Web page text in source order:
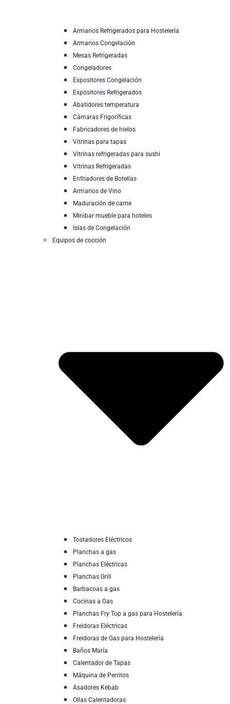
Armarios Refrigerados para Hostelería
Armarios Congelación
Mesas Refrigeradas
Congeladores
Expositores Congelación
Expositores Refrigerados
Abatidores temperatura
Cámaras Frigoríficas
Fabricadores de hielos
Vitrinas para tapas
Vitrinas refrigeradas para sushi
Vitrinas Refrigeradas
Enfriadores de Botellas
Armarios de Vino
Maduración de carne
Minibar mueble para hoteles
Islas de Congelación
Equipos de cocción
Tostadores Eléctricos
Planchas a gas
Planchas Eléctricas
Planchas Grill
Barbacoas a gas
Cocinas a Gas
Planchas Fry Top a gas para Hostelería
Freidoras Eléctricas
Freidoras de Gas para Hostelería
Baños María
Calentador de Tapas
Máquina de Perritos
Asadores Kebab
Ollas Calentadoras